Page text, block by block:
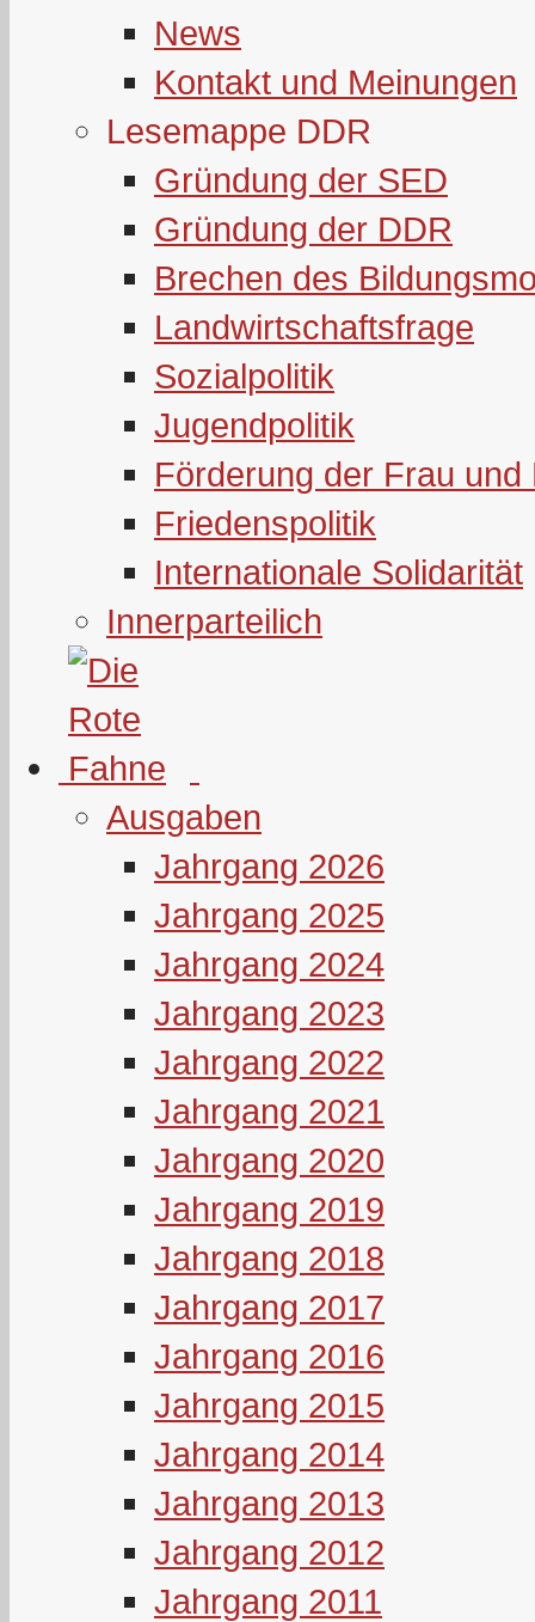
News
Kontakt und Meinungen
Lesemappe DDR
Gründung der SED
Gründung der DDR
Brechen des
Landwirtschaftsfrage
Sozialpolitik
Jugendpolitik
Förderung der Frau und
Friedenspolitik
Internationale Solidarität
Innerparteilich
Ausgaben
Jahrgang 2026
Jahrgang 2025
Jahrgang 2024
Jahrgang 2023
Jahrgang 2022
Jahrgang 2021
Jahrgang 2020
Jahrgang 2019
Jahrgang 2018
Jahrgang 2017
Jahrgang 2016
Jahrgang 2015
Jahrgang 2014
Jahrgang 2013
Jahrgang 2012
Jahrgang 2011